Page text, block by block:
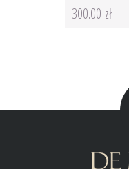
300.00 zł